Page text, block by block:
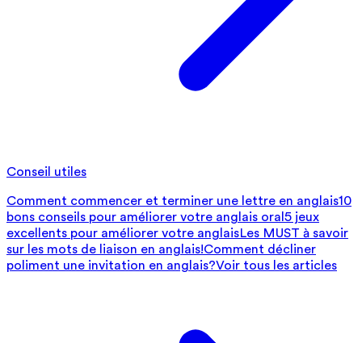
Conseil utiles
Comment commencer et terminer une lettre en anglais10
bons conseils pour améliorer votre anglais oral 5 jeux
excellents pour améliorer votre anglaisLes MUST à savoir
sur les mots de liaison en anglais!Comment décliner
poliment une invitation en anglais?Voir tous les articles